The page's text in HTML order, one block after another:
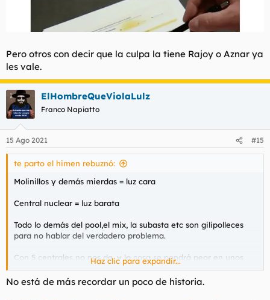
Pero otros con decir que la culpa la tiene Rajoy o Aznar ya
les vale.
ElHombreQueViolaLulz
Franco Napiatto
15 Ago 2021 #15
te parto el himen rebuznó:
Molinillos y demás mierdas = luz cara
Central nuclear = luz barata
Todo lo demás del pool,el mix, la subasta etc son gilipolleces
para no hablar del verdadero problema.
Con 5 centrales no nos da, y la cosa se pondrá peor en unos
años
Haz clic para expandir...
No está de más recordar un poco de historia.